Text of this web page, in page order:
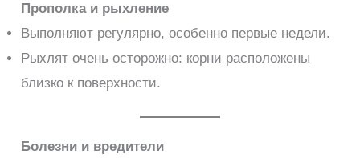
Прополка и рыхление
Выполняют регулярно, особенно первые недели.
Рыхлят очень осторожно: корни расположены
близко к поверхности.
Болезни и вредители